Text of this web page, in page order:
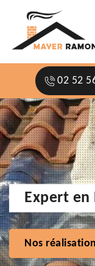
02 52
Expert en
Nos